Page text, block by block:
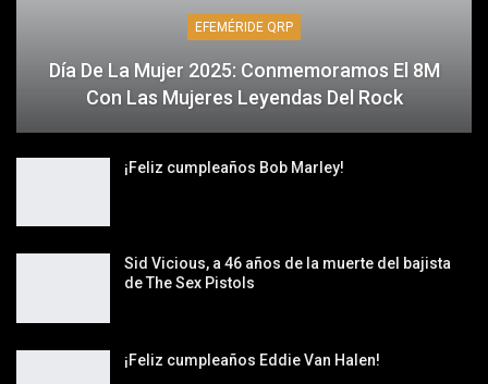
EFEMÉRIDE QRP
Día De La Mujer 2025: Conmemoramos El 8M
Con Las Mujeres Leyendas Del Rock
¡Feliz cumpleaños Bob Marley!
Sid Vicious, a 46 años de la muerte del bajista
de The Sex Pistols
¡Feliz cumpleaños Eddie Van Halen!